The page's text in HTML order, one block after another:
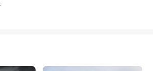
과 쇼핑을 위해 소쿠리패스가 준비했습니다~ 바
를 제공해드립니다~ ^_^ 혜택 2,3. 20%할인과
~말 그대로 대!박!할!인! 혜택 4. 록시땅 핸..